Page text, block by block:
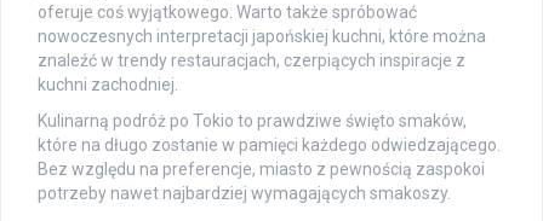
oferuje coś wyjątkowego. Warto także spróbować
nowoczesnych interpretacji japońskiej kuchni, które można
znaleźć w trendy restauracjach, czerpiących inspiracje z
kuchni zachodniej.
Kulinarną podróż po Tokio to prawdziwe święto smaków,
które na długo zostanie w pamięci każdego odwiedzającego.
Bez względu na preferencje, miasto z pewnością zaspokoi
potrzeby nawet najbardziej wymagających smakoszy.